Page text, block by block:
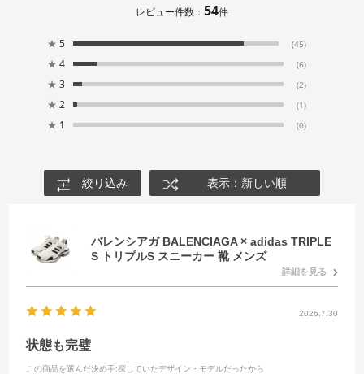
レビュー件数： 54件
★ 5 (45)
★ 4 (6)
★ 3 (2)
★ 2 (1)
★ 1 (0)
絞り込み 表示：新しい順
バレンシアガ BALENCIAGA × adidas TRIPLE
S トリプルS スニーカー 靴 メンズ
詳細を見る
2026.7.30
状態も完璧
この商品を選んだ決め手:探していたデザイン・モデルだったから